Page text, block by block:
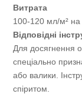
Витрата
100-120 мл/м²
Відповідні
Для досягнення
спеціально
або валики.
спіритом.